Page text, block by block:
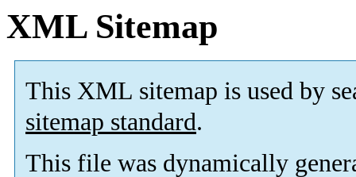
XML Sitemap
This XML sitemap is used by
sitemap standard.
This file was dynamically